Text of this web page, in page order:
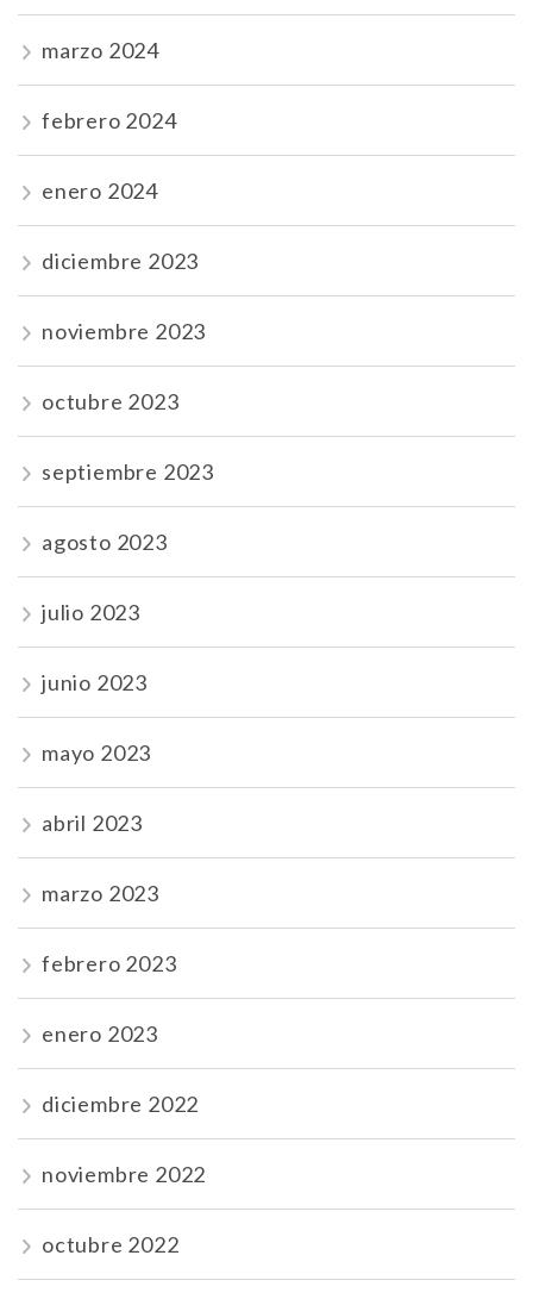
marzo 2024
febrero 2024
enero 2024
diciembre 2023
noviembre 2023
octubre 2023
septiembre 2023
agosto 2023
julio 2023
junio 2023
mayo 2023
abril 2023
marzo 2023
febrero 2023
enero 2023
diciembre 2022
noviembre 2022
octubre 2022